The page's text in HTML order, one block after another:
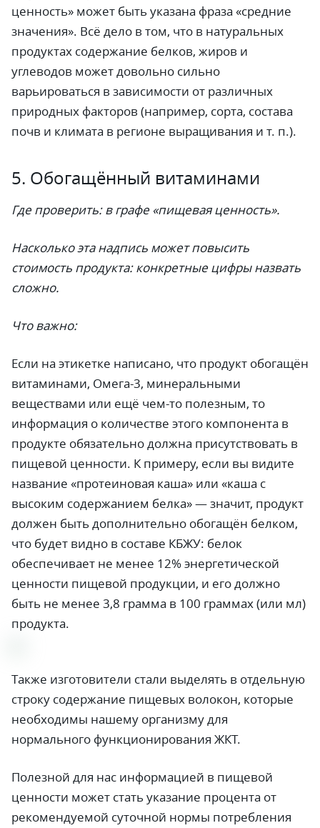
ценность» может быть указана фраза «средние
значения». Всё дело в том, что в натуральных
продуктах содержание белков, жиров и
углеводов может довольно сильно
варьироваться в зависимости от различных
природных факторов (например, сорта, состава
почв и климата в регионе выращивания и т. п.).
5. Обогащённый витаминами
Где проверить: в графе «пищевая ценность».
Насколько эта надпись может повысить
стоимость продукта: конкретные цифры назвать
сложно.
Что важно:
Если на этикетке написано, что продукт обогащён
витаминами, Омега-3, минеральными
веществами или ещё чем-то полезным, то
информация о количестве этого компонента в
продукте обязательно должна присутствовать в
пищевой ценности. К примеру, если вы видите
название «протеиновая каша» или «каша с
высоким содержанием белка» — значит, продукт
должен быть дополнительно обогащён белком,
что будет видно в составе КБЖУ: белок
обеспечивает не менее 12% энергетической
ценности пищевой продукции, и его должно
быть не менее 3,8 грамма в 100 граммах (или мл)
продукта.
Также изготовители стали выделять в отдельную
строку содержание пищевых волокон, которые
необходимы нашему организму для
нормального функционирования ЖКТ.
Полезной для нас информацией в пищевой
ценности может стать указание процента от
рекомендуемой суточной нормы потребления